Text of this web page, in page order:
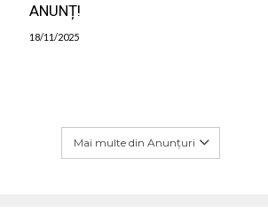
ANUNȚ!
18/11/2025
Mai multe din Anunțuri